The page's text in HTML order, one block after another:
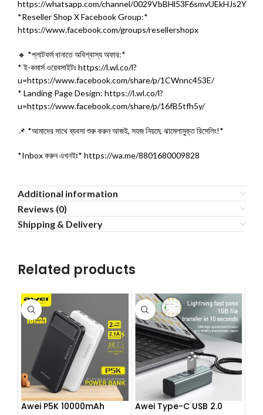
https://whatsapp.com/channel/0029VbBHl53F6smvUEkHJs2Y
*Reseller Shop X Facebook Group:*
https://www.facebook.com/groups/resellershopx
🔸 *প্লাটফর্ম বানাতে অবিশ্বাস্য অফার:*
* ই-কমার্স ওয়েবসাইটঃ https://l.wl.co/l?
u=https://www.facebook.com/share/p/1CWnnc453E/
* Landing Page Design: https://l.wl.co/l?
u=https://www.facebook.com/share/p/16fB5tfh5y/
📌 *আমাদের সাথে ব্যবসা শুরু করুন আজই, সহজ নিয়মে, ঝামেলামুক্ত রিসেলিং!*
*Inbox করুন এখনইঃ* https://wa.me/8801680009828
Additional information
Reviews (0)
Shipping & Delivery
Related products
Awei P5K 10000mAh
Awei Type-C USB 2.0